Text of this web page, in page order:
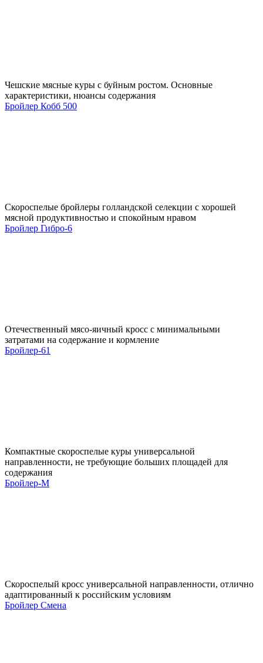
Чешские мясные куры с буйным ростом. Основные
характеристики, нюансы содержания
Бройлер Кобб 500
Скороспелые бройлеры голландской селекции с хорошей
мясной продуктивностью и спокойным нравом
Бройлер Гибро-6
Отечественный мясо-яичный кросс с минимальными
затратами на содержание и кормление
Бройлер-61
Компактные скороспелые куры универсальной
направленности, не требующие больших площадей для
содержания
Бройлер-М
Скороспелый кросс универсальной направленности, отлично
адаптированный к российским условиям
Бройлер Смена